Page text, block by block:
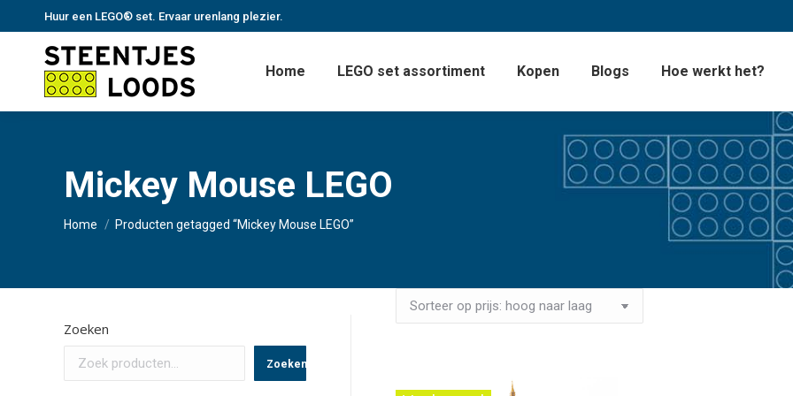
Huur een LEGO® set. Ervaar urenlang plezier.
Home LEGO set assortiment Kopen Blogs Hoe werkt het?
Mickey Mouse LEGO
Je bent hier:
Home Producten getagged “Mickey Mouse LEGO”
Zoeken
Zoeken